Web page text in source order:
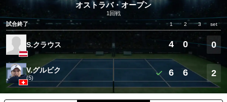
オストラバ・オープン
1回戦
試合終了
1 2 3 set
S.クラウス 4 0 0
V.グルビク
(5) 6 6 2